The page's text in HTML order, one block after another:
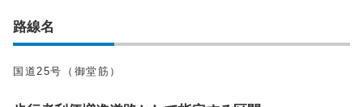
路線名
国道25号（御堂筋）